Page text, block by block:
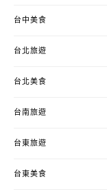
台中美食
台北旅遊
台北美食
台南旅遊
台東旅遊
台東美食